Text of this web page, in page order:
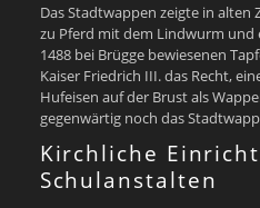
Das Stadtwappen zeigte in alten
zu Pferd mit dem Lindwurm und
1488 bei Brügge bewiesenen
Kaiser Friedrich III. das Recht,
Hufeisen auf der Brust als
gegenwärtig noch das
Kirchliche
Schulanstalten